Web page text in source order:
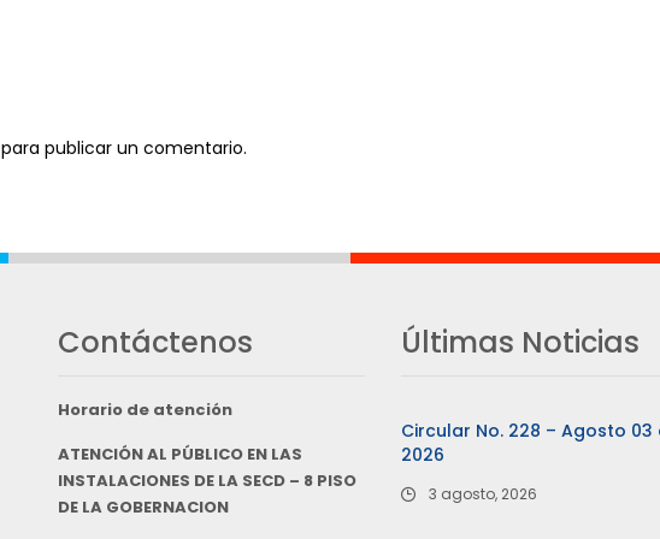
para publicar un comentario.
Contáctenos
Horario de atención
ATENCIÓN AL PÚBLICO EN LAS
INSTALACIONES DE LA SECD – 8 PISO
DE LA GOBERNACION
Últimas Noticias
Circular No. 228 – Agosto 03
2026
3 agosto, 2026